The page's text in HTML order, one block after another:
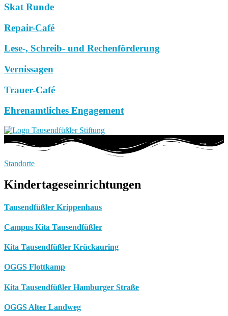
Skat Runde
Repair-Café
Lese-, Schreib- und Rechenförderung
Vernissagen
Trauer-Café
Ehrenamtliches Engagement
Standorte
Kindertageseinrichtungen
Tausendfüßler Krippenhaus
Campus Kita Tausendfüßler
Kita Tausendfüßler Krückauring
OGGS Flottkamp
Kita Tausendfüßler Hamburger Straße
OGGS Alter Landweg